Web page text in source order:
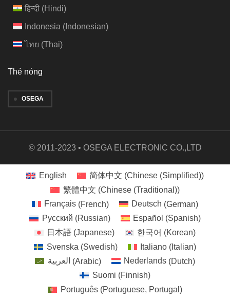
हिन्दी(Hindi)
Indonesia (Indonesian)
ไทย (Thai)
Thẻ nóng
OSEGA
© 2011-2023 • OSEGA ELECTRONIC CO.,LTD
English 简体中文 (Chinese (Simplified))
繁體中文 (Chinese (Traditional))
Français (French) Deutsch (German)
Русский (Russian) Español (Spanish)
日本語 (Japanese) 한국어 (Korean)
Svenska (Swedish) Italiano(Italian)
العربية (Arabic) Nederlands(Dutch)
Suomi (Finnish)
Português(Portuguese, Portugal )